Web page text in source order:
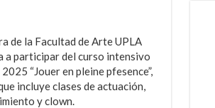
de la Facultad de Arte UPLA
a participar del curso intensivo
“Jouer en pleine pfesence”,
incluye clases de actuación,
y clown.